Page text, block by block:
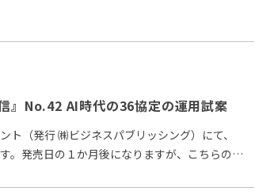
』No.42 AI時代の36協定の運用試案
（発行 ㈱ビジネスパブリッシング）にて、
。発売日の１か月後になりますが、こちらの記